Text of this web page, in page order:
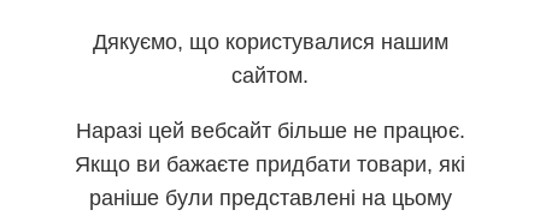
Дякуємо, що користувалися нашим
сайтом.
Наразі цей вебсайт більше не працює.
Якщо ви бажаєте придбати товари, які
раніше були представлені на цьому